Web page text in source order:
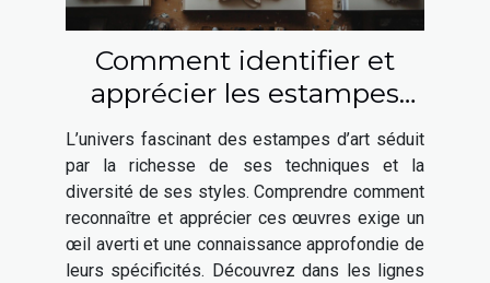
Comment identifier et
apprécier les estampes
d'art ?
L’univers fascinant des estampes d’art séduit
par la richesse de ses techniques et la
diversité de ses styles. Comprendre comment
reconnaître et apprécier ces œuvres exige un
œil averti et une connaissance approfondie de
leurs spécificités. Découvrez dans les lignes